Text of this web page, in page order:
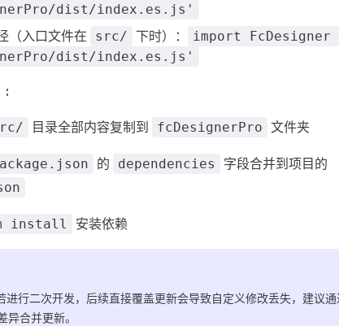
dist/index.es.js'
（入口文件在 src/ 下时）：
import FcDesigner
dist/index.es.js'
:
目录全部内容复制到 fcDesignerPro 文件夹
的 dependencies 字段合并到项目的
install 安装依赖
进行二次开发，后续直接覆盖更新会导致自定义修改丢失，建议
异合并更新。